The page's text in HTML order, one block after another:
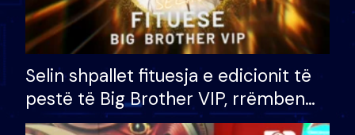
Selin shpallet fituesja e edicionit të
pestë të Big Brother VIP, rrëmben
çmimin e madh prej 100 mijë eurosh